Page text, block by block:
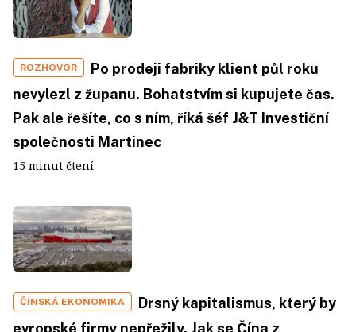
ROZHOVOR
Po prodeji fabriky klient půl roku
nevylezl z županu. Bohatstvím si kupujete čas.
Pak ale řešíte, co s ním, říká šéf J&T Investiční
společnosti Martinec
15 minut čtení
ČÍNSKÁ EKONOMIKA
Drsný kapitalismus, který by
evropské firmy nepřežily. Jak se Čína z